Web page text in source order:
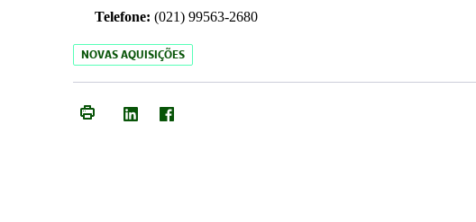
Telefone: (021) 99563-2680
NOVAS AQUISIÇÕES